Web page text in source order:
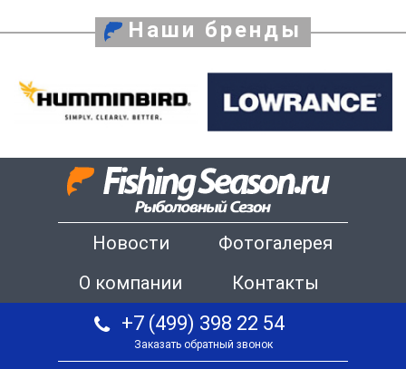
Наши бренды
Новости
Фотогалерея
О компании
Контакты
+7 (499) 398 22 54
Заказать обратный звонок